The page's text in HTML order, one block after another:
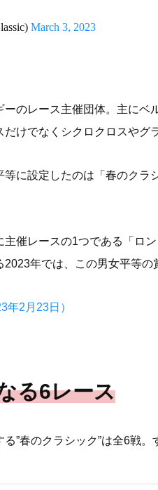
March 3, 2023
ーのレース主催団体。主に
けでなくシクロクロスやグ
に設定したのは「春のク
主催レースの1つである「ロ
年では、この男女平等の
年2月23日）
る6レース
る”春のクラシック”は全6戦